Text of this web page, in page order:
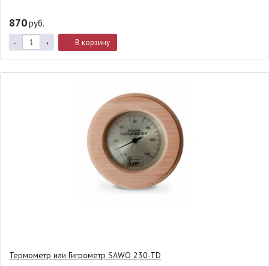
870руб.
- + В корзину
Термометр или Гигрометр SAWO 230-TD